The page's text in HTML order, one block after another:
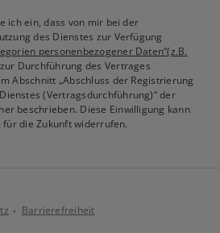
ich ein, dass von mir bei der
des Dienstes zur Verfügung
personenbezogener Daten“(z.B.
zur Durchführung des Vertrages
Abschnitt „Abschluss der Registrierung
(Vertragsdurchführung)“ der
beschrieben. Diese Einwilligung kann
die Zukunft widerrufen.
Barrierefreiheit